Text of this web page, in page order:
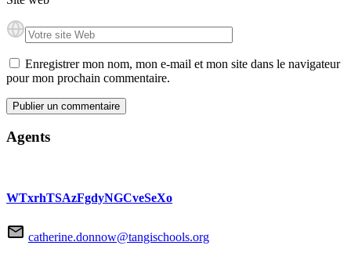
Enregistrer mon nom, mon e-mail et mon site dans le navigateur
pour mon prochain commentaire.
Agents
WTxrhTSAzFgdyNGCveSeXo
catherine.donnow@tangischools.org